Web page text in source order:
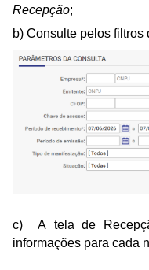
Recepção;
b) Consulte pelos filtros
c) A tela de
informações para cada